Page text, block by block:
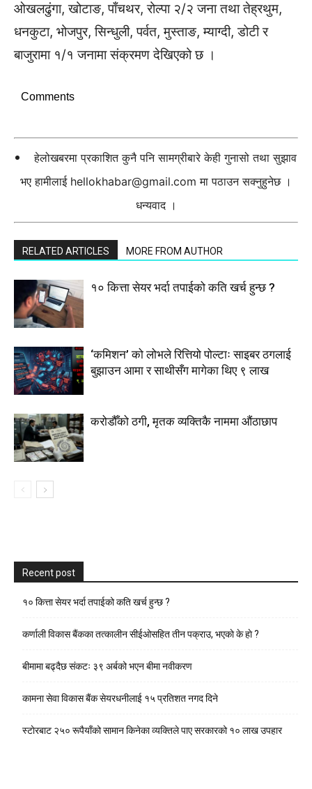
ओखलढुंगा, खोटाङ, पाँचथर, रोल्पा २/२ जना तथा तेह्रथुम,
धनकुटा, भोजपुर, सिन्धुली, पर्वत, मुस्ताङ, म्याग्दी, डोटी र
बाजुरामा १/१ जनामा संक्रमण देखिएको छ ।
Comments
हेलोखबरमा प्रकाशित कुनै पनि सामग्रीबारे केही गुनासो तथा सुझाव
भए हामीलाई hellokhabar@gmail.com मा पठाउन सक्नुहुनेछ ।
धन्यवाद ।
RELATED ARTICLES MORE FROM AUTHOR
१० कित्ता सेयर भर्दा तपाईको कति खर्च हुन्छ ?
‘कमिशन’ को लोभले रित्तियो पोल्टाः साइबर ठगलाई
बुझाउन आमा र साथीसँग मागेका थिए ९ लाख
करोडौँको ठगी, मृतक व्यक्तिकै नाममा औंठाछाप
Recent post
१० कित्ता सेयर भर्दा तपाईको कति खर्च हुन्छ ?
कर्णाली विकास बैंकका तत्कालीन सीईओसहित तीन पक्राउ, भएकाे के हाे ?
बीमामा बढ्दैछ संकटः ३९ अर्बको भएन बीमा नवीकरण
कामना सेवा विकास बैंक सेयरधनीलाई १५ प्रतिशत नगद दिने
स्टाेरबाट २५० रूपैयाँको सामान किनेका व्यक्तिले पाए सरकारको १० लाख उपहार